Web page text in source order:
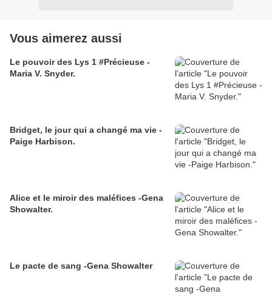
Vous aimerez aussi
Le pouvoir des Lys 1 #Précieuse -
Maria V. Snyder.
Bridget, le jour qui a changé ma vie -
Paige Harbison.
Alice et le miroir des maléfices -Gena
Showalter.
Le pacte de sang -Gena Showalter